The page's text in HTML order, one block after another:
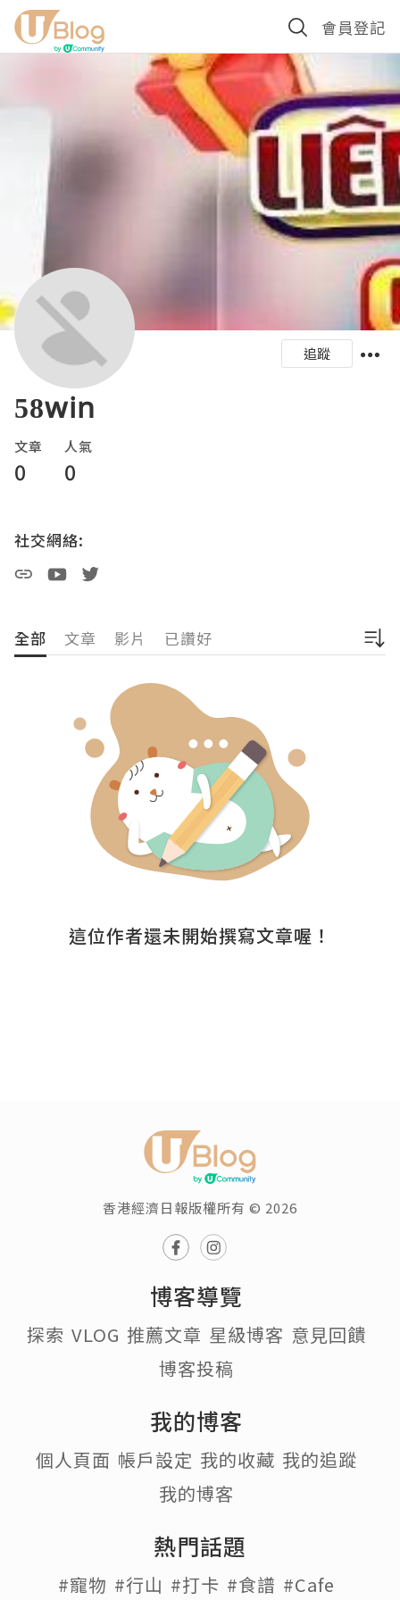
會員登記
追蹤
58win
文章
0
人氣
0
社交網絡:
全部 文章 影片 已讚好
這位作者還未開始撰寫文章喔！
香港經濟日報版權所有 © 2026
博客導覽
探索 VLOG 推薦文章 星級博客 意見回饋
博客投稿
我的博客
個人頁面 帳戶設定 我的收藏 我的追蹤
我的博客
熱門話題
#寵物 #行山 #打卡 #食譜 #Cafe